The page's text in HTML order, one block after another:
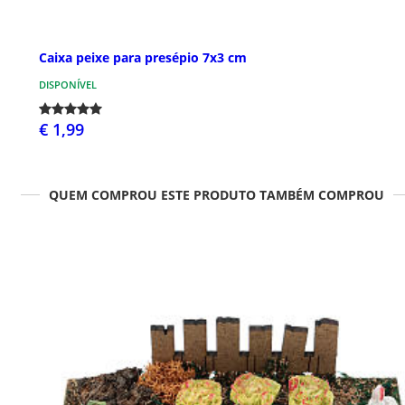
Caixa peixe para presépio 7x3 cm
DISPONÍVEL
€ 1,99
QUEM COMPROU ESTE PRODUTO TAMBÉM COMPROU